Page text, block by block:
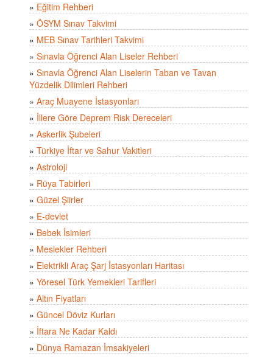
» Eğitim Rehberi
» ÖSYM Sınav Takvimi
» MEB Sınav Tarihleri Takvimi
» Sınavla Öğrenci Alan Liseler Rehberi
» Sınavla Öğrenci Alan Liselerin Taban ve Tavan
Yüzdelik Dilimleri Rehberi
» Araç Muayene İstasyonları
» İllere Göre Deprem Risk Dereceleri
» Askerlik Şubeleri
» Türkiye İftar ve Sahur Vakitleri
» Astroloji
» Rüya Tabirleri
» Güzel Şiirler
» E-devlet
» Bebek İsimleri
» Meslekler Rehberi
» Elektrikli Araç Şarj İstasyonları Haritası
» Yöresel Türk Yemekleri Tarifleri
» Altın Fiyatları
» Güncel Döviz Kurları
» İftara Ne Kadar Kaldı
» Dünya Ramazan İmsakiyeleri